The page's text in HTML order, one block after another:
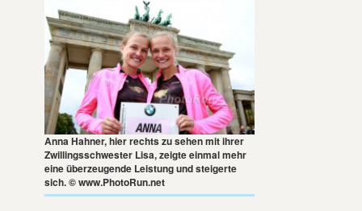
Anna Hahner, hier rechts zu sehen mit ihrer
Zwillingsschwester Lisa, zeigte einmal mehr
eine überzeugende Leistung und steigerte
sich. © www.PhotoRun.net